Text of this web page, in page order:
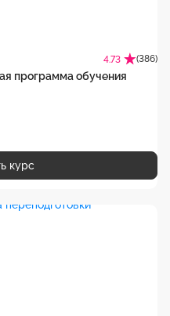
4.73 (386)
программа обучения
курс